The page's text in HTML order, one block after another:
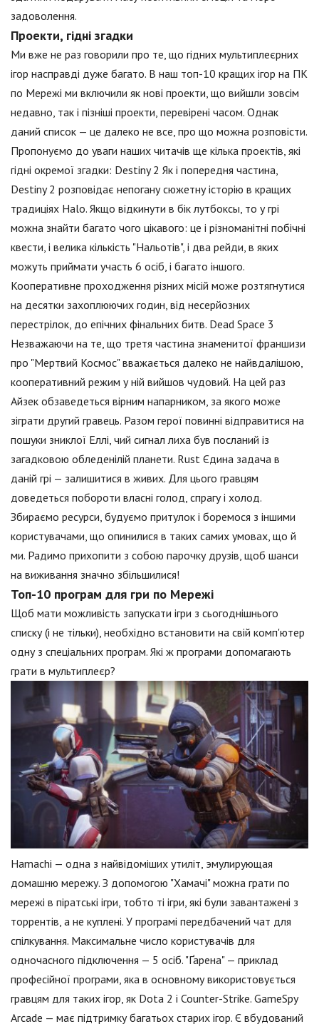
задоволення.
Проекти, гідні згадки
Ми вже не раз говорили про те, що гідних мультиплеєрних
ігор насправді дуже багато. В наш топ-10 кращих ігор на ПК
по Мережі ми включили як нові проекти, що вийшли зовсім
недавно, так і пізніші проекти, перевірені часом. Однак
даний список — це далеко не все, про що можна розповісти.
Пропонуємо до уваги наших читачів ще кілька проектів, які
гідні окремої згадки: Destiny 2 Як і попередня частина,
Destiny 2 розповідає непогану сюжетну історію в кращих
традиціях Halo. Якщо відкинути в бік лутбоксы, то у грі
можна знайти багато чого цікавого: це і різноманітні побічні
квести, і велика кількість "Нальотів", і два рейди, в яких
можуть приймати участь 6 осіб, і багато іншого.
Кооперативне проходження різних місій може розтягнутися
на десятки захоплюючих годин, від несерйозних
перестрілок, до епічних фінальних битв. Dead Space 3
Незважаючи на те, що третя частина знаменитої франшизи
про "Мертвий Космос" вважається далеко не найвдалішою,
кооперативний режим у ній вийшов чудовий. На цей раз
Айзек обзаведеться вірним напарником, за якого може
зіграти другий гравець. Разом герої повинні відправитися на
пошуки зниклої Еллі, чий сигнал лиха був посланий із
загадковою обледенілій планети. Rust Єдина задача в
даній грі — залишитися в живих. Для цього гравцям
доведеться побороти власні голод, спрагу і холод.
Збираємо ресурси, будуємо притулок і боремося з іншими
користувачами, що опинилися в таких самих умовах, що й
ми. Радимо прихопити з собою парочку друзів, щоб шанси
на виживання значно збільшилися!
Топ-10 програм для гри по Мережі
Щоб мати можливість запускати ігри з сьогоднішнього
списку (і не тільки), необхідно встановити на свій комп'ютер
одну з спеціальних програм. Які ж програми допомагають
грати в мультиплеєр?
Hamachi — одна з найвідоміших утиліт, эмулирующая
домашню мережу. З допомогою "Хамачі" можна грати по
мережі в піратські ігри, тобто ті ігри, які були завантажені з
торрентів, а не куплені. У програмі передбачений чат для
спілкування. Максимальне число користувачів для
одночасного підключення — 5 осіб. "Ґарена" — приклад
професійної програми, яка в основному використовується
гравцям для таких ігор, як Dota 2 і Counter-Strike. GameSpy
Arcade — має підтримку багатьох старих ігор. Є вбудований